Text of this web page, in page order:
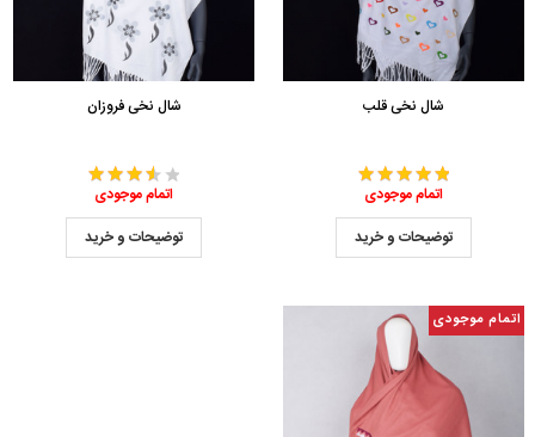
شال نخی قلب
اتمام موجودی
توضیحات و خرید
شال نخی فروزان
اتمام موجودی
توضیحات و خرید
اتمام موجودی